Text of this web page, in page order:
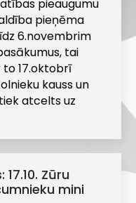
pieaugumu
pieņēma
6.novembrim
tai
17.oktobrī
kauss un
atcelts uz
Zūru
mini